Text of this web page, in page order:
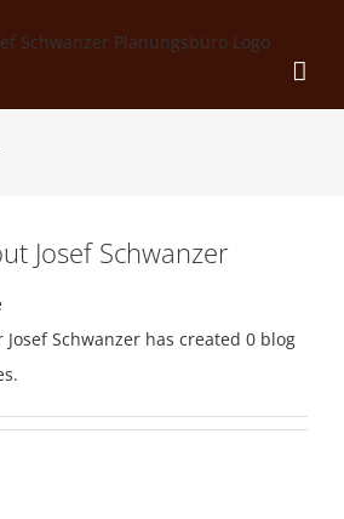
Josef Schwanzer
Josef Schwanzer has created 0 blog